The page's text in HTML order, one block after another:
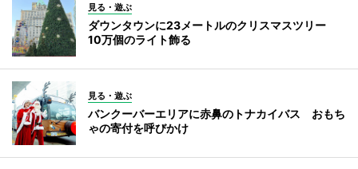
見る・遊ぶ
ダウンタウンに23メートルのクリスマスツリー
10万個のライト飾る
見る・遊ぶ
バンクーバーエリアに赤鼻のトナカイバス おもち
ゃの寄付を呼びかけ